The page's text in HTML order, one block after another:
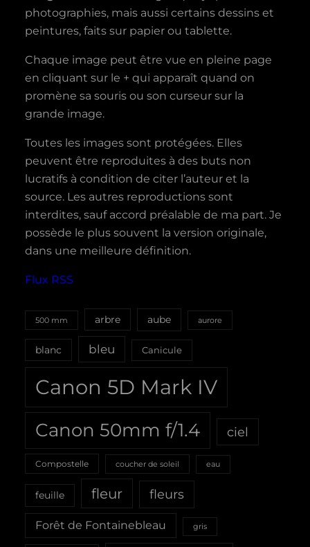
photographies, mais aussi certains dessins et
peintures, faits sur papier ou tablette.
Chaque image peut être vue en pleine page
en cliquant sur le + qui apparaît quand on
promène sa souris ou son curseur sur la
grande image.
Toutes les images sont protégées. Elles
peuvent être reproduites à des buts non
lucratifs à condition de citer l’auteur et la
source. Les autres reproductions sont
interdites, sauf accord préalable de ma part. Je
possède le plus souvent la version originale,
dans une meilleure définition.
Flux RSS
500 mm arbre aube aurore
blanc bleu Canicule
Canon 5D Mark IV
Canon 50mm f/1.4 ciel
Compostelle coucher de soleil eau
feuille fleur fleurs
Forêt de Fontainebleau gris